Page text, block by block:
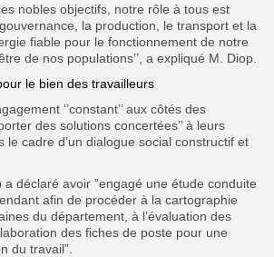
nobles objectifs, notre rôle à tous est
la production, le transport et la
fiable pour le fonctionnement de notre
de nos populations’’, a expliqué M. Diop.
le bien des travailleurs
‘’constant’’ aux côtés des
des solutions concertées’’ à leurs
le cadre d’un dialogue social constructif et
a déclaré avoir ”engagé une étude conduite
afin de procéder à la cartographie
du département, à l’évaluation des
des fiches de poste pour une
du travail”.